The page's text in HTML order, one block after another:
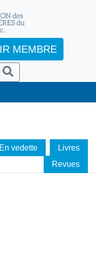
MEMBRE
En vedette
Livres
Revues